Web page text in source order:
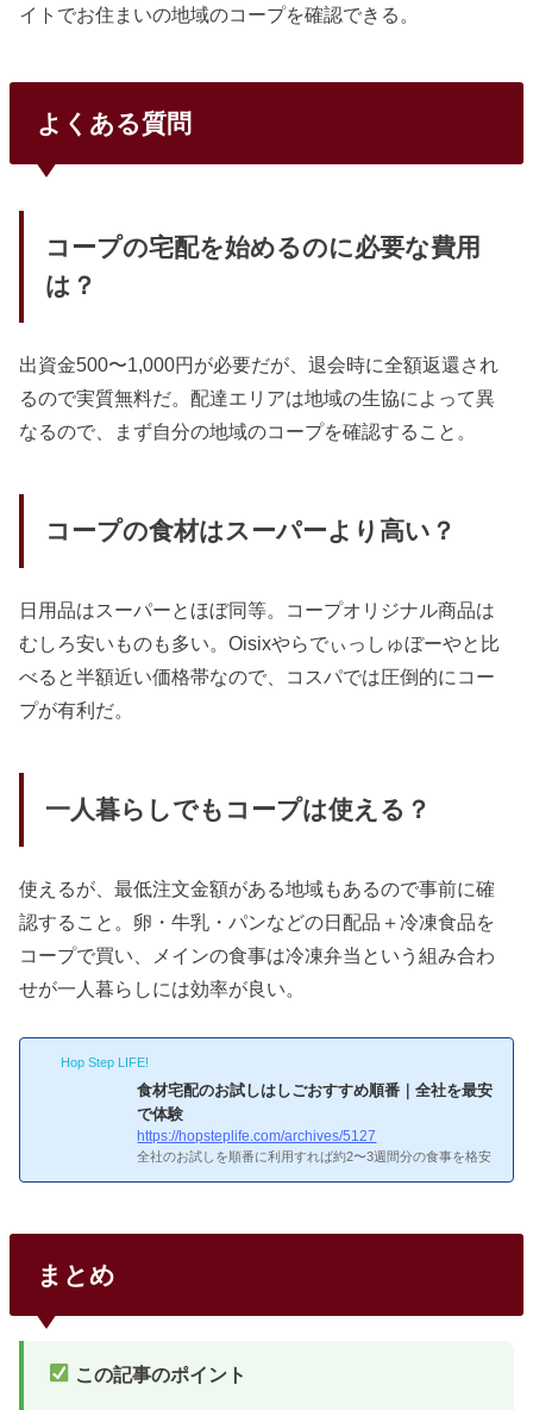
イトでお住まいの地域のコープを確認できる。
よくある質問
コープの宅配を始めるのに必要な費用
は？
出資金500〜1,000円が必要だが、退会時に全額返還され
るので実質無料だ。配達エリアは地域の生協によって異
なるので、まず自分の地域のコープを確認すること。
コープの食材はスーパーより高い？
日用品はスーパーとほぼ同等。コープオリジナル商品は
むしろ安いものも多い。Oisixやらでぃっしゅぼーやと比
べると半額近い価格帯なので、コスパでは圧倒的にコー
プが有利だ。
一人暮らしでもコープは使える？
使えるが、最低注文金額がある地域もあるので事前に確
認すること。卵・牛乳・パンなどの日配品＋冷凍食品を
コープで買い、メインの食事は冷凍弁当という組み合わ
せが一人暮らしには効率が良い。
Hop Step LIFE!
食材宅配のお試しはしごおすすめ順番｜全社を最安
で体験
https://hopsteplife.com/archives/5127
全社のお試しを順番に利用すれば約2〜3週間分の食事を格安
人1回限定。全社試せば最小コストで全サービスを比較体
約10品。ミールキットの味と使い勝手を体験。3番目：らで
まとめ
この記事のポイント